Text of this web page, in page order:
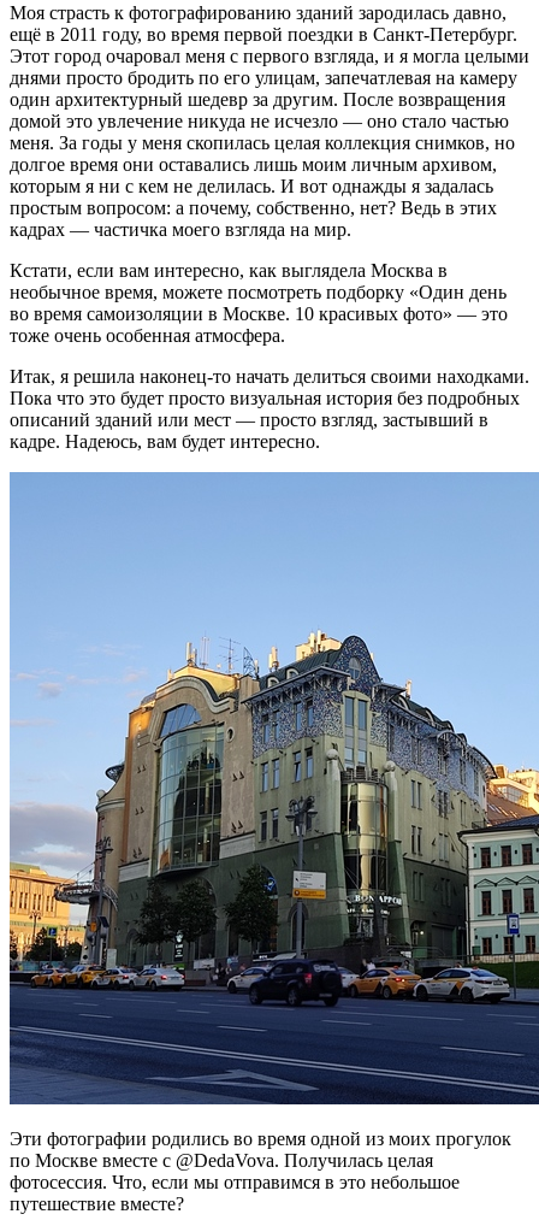
Моя страсть к фотографированию зданий зародилась давно,
ещё в 2011 году, во время первой поездки в Санкт-Петербург.
Этот город очаровал меня с первого взгляда, и я могла целыми
днями просто бродить по его улицам, запечатлевая на камеру
один архитектурный шедевр за другим. После возвращения
домой это увлечение никуда не исчезло — оно стало частью
меня. За годы у меня скопилась целая коллекция снимков, но
долгое время они оставались лишь моим личным архивом,
которым я ни с кем не делилась. И вот однажды я задалась
простым вопросом: а почему, собственно, нет? Ведь в этих
кадрах — частичка моего взгляда на мир.
Кстати, если вам интересно, как выглядела Москва в
необычное время, можете посмотреть подборку «Один день
во время самоизоляции в Москве. 10 красивых фото» — это
тоже очень особенная атмосфера.
Итак, я решила наконец-то начать делиться своими находками.
Пока что это будет просто визуальная история без подробных
описаний зданий или мест — просто взгляд, застывший в
кадре. Надеюсь, вам будет интересно.
Эти фотографии родились во время одной из моих прогулок
по Москве вместе с @DedaVova. Получилась целая
фотосессия. Что, если мы отправимся в это небольшое
путешествие вместе?